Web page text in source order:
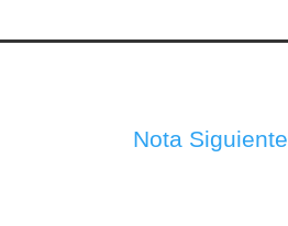
Nota Siguiente